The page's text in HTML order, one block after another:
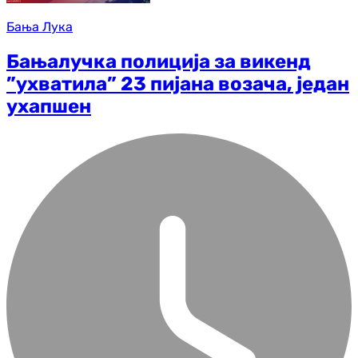
Бања Лука
Бањалучка полиција за викенд
”ухватила” 23 пијана возача, један
ухапшен